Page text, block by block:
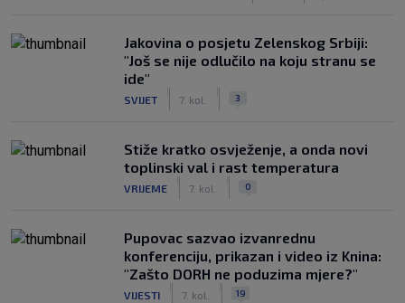
Jakovina o posjetu Zelenskog Srbiji:
"Još se nije odlučilo na koju stranu se
ide"
SVIJET 7. kol. 3
Stiže kratko osvježenje, a onda novi
toplinski val i rast temperatura
VRIJEME 7. kol. 0
Pupovac sazvao izvanrednu
konferenciju, prikazan i video iz Knina:
"Zašto DORH ne poduzima mjere?"
VIJESTI 7. kol. 19